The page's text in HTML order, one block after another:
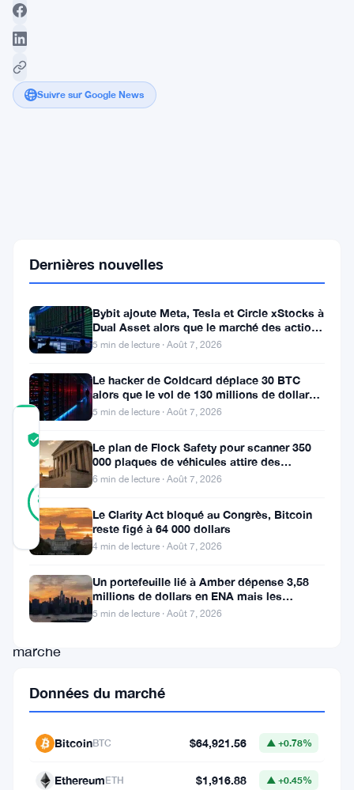
Suivre sur Google News
Sécurité
Cœur
COMMUNITY
TRUST
SCORE
85
RÉEL
Vérifié
33
Mis à jour 9 mois il y a
2025,
marché
cryptomonnaies
cesse
d’évoluer,
Dernières nouvelles
Bybit ajoute Meta, Tesla et Circle xStocks à
Dual Asset alors que le marché des actions
tokenisées atteint
5 min de lecture · Août 7, 2026
Le hacker de Coldcard déplace 30 BTC
alors que le vol de 130 millions de dollars
entre dans une nouvelle phase
5 min de lecture · Août 7, 2026
Le plan de Flock Safety pour scanner 350
000 plaques de véhicules attire des
poursuites et le retrait du LAPD
6 min de lecture · Août 7, 2026
Le Clarity Act bloqué au Congrès, Bitcoin
reste figé à 64 000 dollars
4 min de lecture · Août 7, 2026
Un portefeuille lié à Amber dépense 3,58
millions de dollars en ENA mais les
acheteurs ne suivent pas
5 min de lecture · Août 7, 2026
Données du marché
BitcoinBTC $64,921.56 ▲ +0.78%
EthereumETH $1,916.88 ▲ +0.45%